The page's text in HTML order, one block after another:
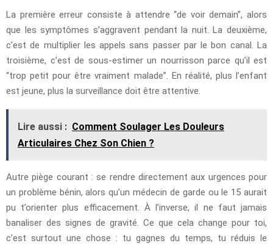
La première erreur consiste à attendre “de voir demain”, alors
que les symptômes s’aggravent pendant la nuit. La deuxième,
c’est de multiplier les appels sans passer par le bon canal. La
troisième, c’est de sous-estimer un nourrisson parce qu’il est
“trop petit pour être vraiment malade”. En réalité, plus l’enfant
est jeune, plus la surveillance doit être attentive.
Lire aussi : Comment Soulager Les Douleurs
Articulaires Chez Son Chien ?
Autre piège courant : se rendre directement aux urgences pour
un problème bénin, alors qu’un médecin de garde ou le 15 aurait
pu t’orienter plus efficacement. À l’inverse, il ne faut jamais
banaliser des signes de gravité. Ce que cela change pour toi,
c’est surtout une chose : tu gagnes du temps, tu réduis le